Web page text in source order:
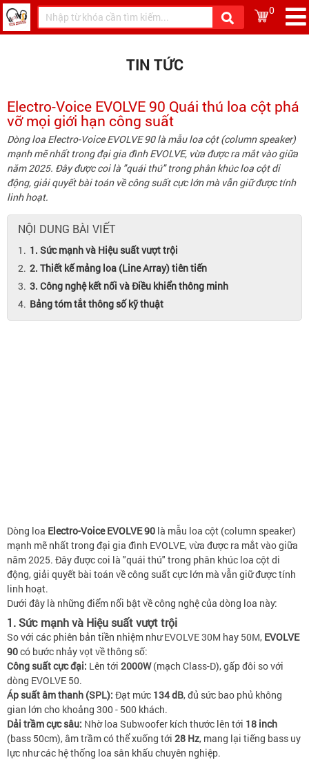
0
TIN TỨC
Electro-Voice EVOLVE 90 Quái thú loa cột phá
vỡ mọi giới hạn công suất
Dòng loa Electro-Voice EVOLVE 90 là mẫu loa cột (column speaker)
mạnh mẽ nhất trong đại gia đình EVOLVE, vừa được ra mắt vào giữa
năm 2025. Đây được coi là "quái thú" trong phân khúc loa cột di
động, giải quyết bài toán về công suất cực lớn mà vẫn giữ được tính
linh hoạt.
NỘI DUNG BÀI VIẾT
1. Sức mạnh và Hiệu suất vượt trội
2. Thiết kế mảng loa (Line Array) tiên tiến
3. Công nghệ kết nối và Điều khiển thông minh
Bảng tóm tắt thông số kỹ thuật
Dòng loa Electro-Voice EVOLVE 90 là mẫu loa cột (column speaker)
mạnh mẽ nhất trong đại gia đình EVOLVE, vừa được ra mắt vào giữa
năm 2025. Đây được coi là "quái thú" trong phân khúc loa cột di
động, giải quyết bài toán về công suất cực lớn mà vẫn giữ được tính
linh hoạt.
Dưới đây là những điểm nổi bật về công nghệ của dòng loa này:
1. Sức mạnh và Hiệu suất vượt trội
So với các phiên bản tiền nhiệm như EVOLVE 30M hay 50M, EVOLVE
90có bước nhảy vọt về thông số:
Công suất cực đại: Lên tới 2000W(mạch Class-D), gấp đôi so với
dòng EVOLVE 50.
Áp suất âm thanh (SPL): Đạt mức 134 dB, đủ sức bao phủ không
gian lớn cho khoảng 300 - 500 khách.
Dải trầm cực sâu: Nhờ loa Subwoofer kích thước lên tới 18 inch
(bass 50cm), âm trầm có thể xuống tới 28 Hz, mang lại tiếng bass uy
lực như các hệ thống loa sân khấu chuyên nghiệp.